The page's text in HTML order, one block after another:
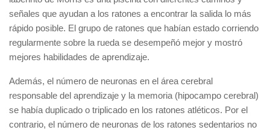
señales que ayudan a los ratones a encontrar la salida lo más
rápido posible. El grupo de ratones que habían estado corriendo
regularmente sobre la rueda se desempeñó mejor y mostró
mejores habilidades de aprendizaje.
Además, el número de neuronas en el área cerebral
responsable del aprendizaje y la memoria (hipocampo cerebral)
se había duplicado o triplicado en los ratones atléticos. Por el
contrario, el número de neuronas de los ratones sedentarios no